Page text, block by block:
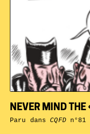
NEVER MIND
Paru dansCQFDn°81